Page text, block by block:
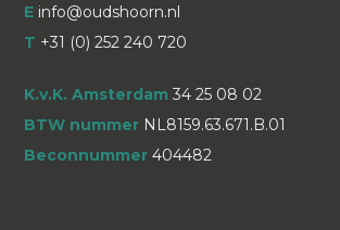
E info@oudshoorn.nl
T +31 (0) 252 240 720
K.v.K. Amsterdam 34 25 08 02
BTW nummer NL8159.63.671.B.01
Beconnummer 404482